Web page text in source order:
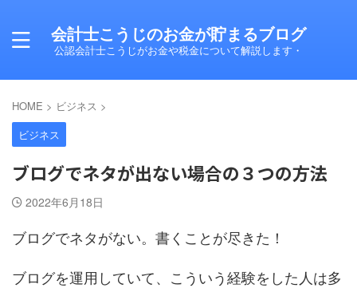
会計士こうじのお金が貯まるブログ
公認会計士こうじがお金や税金について解説します・
HOME > ビジネス >
ビジネス
ブログでネタが出ない場合の３つの方法
2022年6月18日
ブログでネタがない。書くことが尽きた！
ブログを運用していて、こういう経験をした人は多